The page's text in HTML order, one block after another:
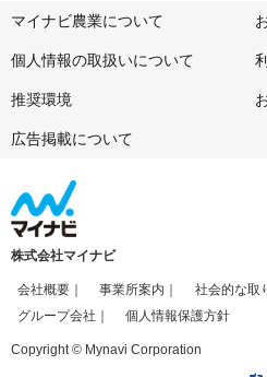
マイナビ農業について
個人情報の取扱いについて
推奨環境
広告掲載について
株式会社マイナビ
会社概要 事業所案内 社会的な取
グループ会社
個人情報保護方針
Copyright © Mynavi Corporation